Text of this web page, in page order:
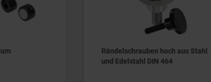
aus Stahl
Rändelknöpfe Kunststoff, metall-
detektierbar